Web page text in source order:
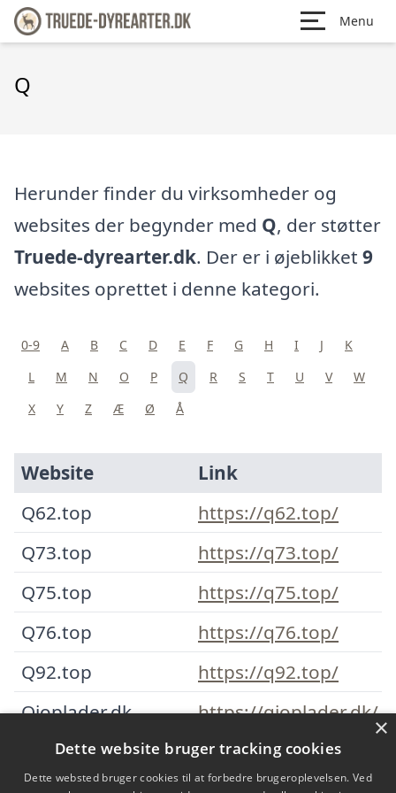
Menu
Q
Herunder finder du virksomheder og
websites der begynder med Q, der støtter
Truede-dyrearter.dk. Der er i øjeblikket 9
websites oprettet i denne kategori.
0-9 A B C D E F G H I J
K
L
M N O P Q R S T U V
W
X
Y Z Æ Ø Å
Website
Link
Q62.top
https://q62.top/
Q73.top
https://q73.top/
Q75.top
https://q75.top/
Q76.top
https://q76.top/
Q92.top
https://q92.top/
Qioplader.dk
https://qioplader.dk/
Qlwo.top
https://qlwo.top/
×
Dette website bruger tracking cookies
Dette websted bruger cookies til at forbedre brugeroplevelsen. Ved